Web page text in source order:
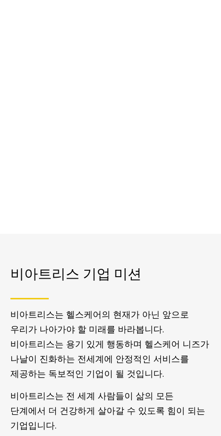
비아트리스 기업 미션
비아트리스는 헬스케어의 현재가 아닌 앞으로
우리가 나아가야 할 미래를 바라봅니다.
비아트리스는 용기 있게 행동하며 헬스케어 니즈가
나날이 진화하는 전세계에 안정적인 서비스를
제공하는 독보적인 기업이 될 것입니다.
비아트리스는 전 세계 사람들이 삶의 모든
단계에서 더 건강하게 살아갈 수 있도록 힘이 되는
기업입니다.